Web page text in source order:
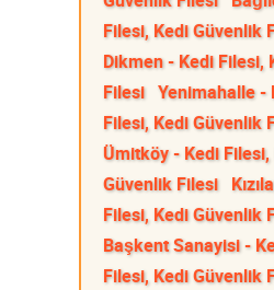
Filesi, Kedi Güvenlik
Dikmen - Kedi Filesi,
Filesi Yenimahalle -
Filesi, Kedi Güvenlik
Ümitköy - Kedi
Güvenlik Filesi
Filesi, Kedi Güvenlik
Başkent Sanayisi -
Filesi, Kedi Güvenlik